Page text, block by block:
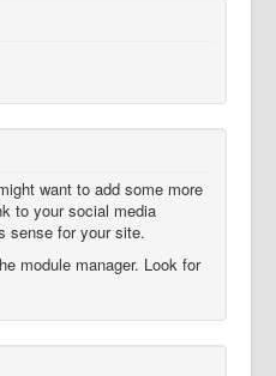
want to add some more
to your social media
sense for your site.
module manager. Look for